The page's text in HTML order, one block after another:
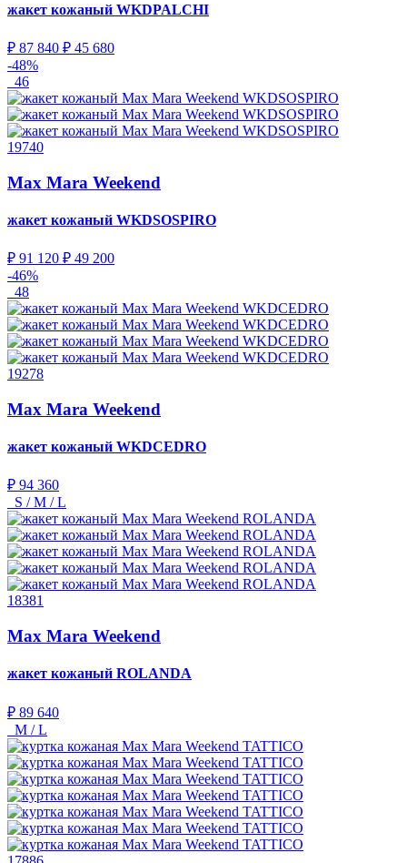
жакет кожаный WKDPALCHI
₽ 87 840 ₽ 45 680
-48%
46
19740
Max Mara Weekend
жакет кожаный WKDSOSPIRO
₽ 91 120 ₽ 49 200
-46%
48
19278
Max Mara Weekend
жакет кожаный WKDCEDRO
₽ 94 360
S / M / L
18381
Max Mara Weekend
жакет кожаный ROLANDA
₽ 89 640
M / L